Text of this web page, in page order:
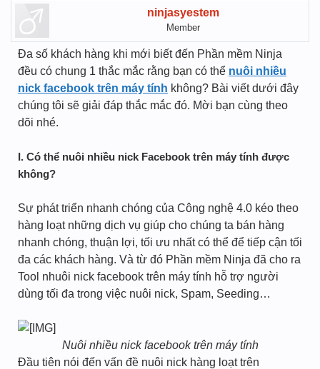
ninjasyestem
Member
Đa số khách hàng khi mới biết đến Phần mềm Ninja
đều có chung 1 thắc mắc rằng bạn có thể nuôi nhiều
nick facebook trên máy tính không? Bài viết dưới đây
chúng tôi sẽ giải đáp thắc mắc đó. Mời bạn cùng theo
dõi nhé.
I. Có thể nuôi nhiều nick Facebook trên máy tính được
không?
Sự phát triển nhanh chóng của Công nghệ 4.0 kéo theo
hàng loạt những dịch vụ giúp cho chúng ta bán hàng
nhanh chóng, thuận lợi, tối ưu nhất có thể để tiếp cận tối
đa các khách hàng. Và từ đó Phần mềm Ninja đã cho ra
Tool nhuôi nick facebook trên máy tính hỗ trợ người
dùng tối đa trong việc nuôi nick, Spam, Seeding…
Nuôi nhiều nick facebook trên máy tính
Đầu tiên nói đến vấn đề nuôi nick hàng loạt trên